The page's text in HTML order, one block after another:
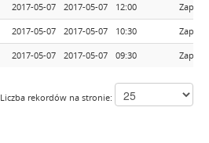
2017-05-07 2017-05-07 12:00 Zapisy
2017-05-07 2017-05-07 10:30 Zapisy
2017-05-07 2017-05-07 09:30 Zapisy
Liczba rekordów na stronie: